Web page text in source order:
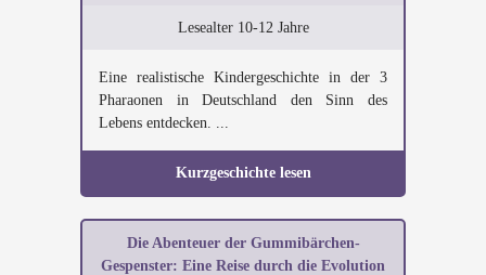
Lesealter 10-12 Jahre
Eine realistische Kindergeschichte in der 3
Pharaonen in Deutschland den Sinn des
Lebens entdecken. ...
Kurzgeschichte lesen
Die Abenteuer der Gummibärchen-
Gespenster: Eine Reise durch die Evolution